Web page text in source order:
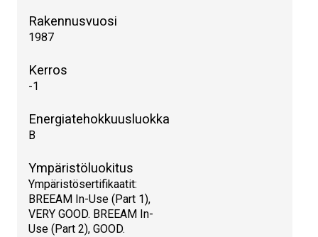
Rakennusvuosi
1987
Kerros
-1
Energiatehokkuusluokka
B
Ympäristöluokitus
Ympäristösertifikaatit:
BREEAM In-Use (Part 1),
VERY GOOD. BREEAM In-
Use (Part 2), GOOD.